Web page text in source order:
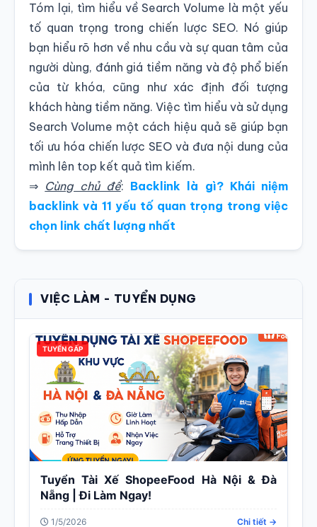
Tóm lại, tìm hiểu về Search Volume là một yếu
tố quan trọng trong chiến lược SEO. Nó giúp
bạn hiểu rõ hơn về nhu cầu và sự quan tâm của
người dùng, đánh giá tiềm năng và độ phổ biến
của từ khóa, cũng như xác định đối tượng
khách hàng tiềm năng. Việc tìm hiểu và sử dụng
Search Volume một cách hiệu quả sẽ giúp bạn
tối ưu hóa chiến lược SEO và đưa nội dung của
mình lên top kết quả tìm kiếm.
⇒ Cùng chủ đề: Backlink là gì? Khái niệm
backlink và 11 yếu tố quan trọng trong việc
chọn link chất lượng nhất
VIỆC LÀM - TUYỂN DỤNG
TUYỂN GẤP
Tuyển Tài Xế ShopeeFood Hà Nội & Đà
Nẵng | Đi Làm Ngay!
1/5/2026 Chi tiết →